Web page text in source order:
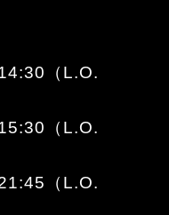
（L.O.
（L.O.
（L.O.